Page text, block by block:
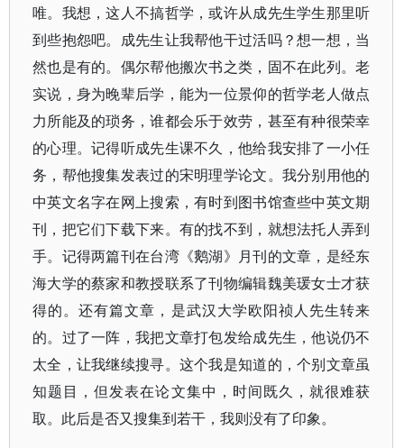
唯。我想，这人不搞哲学，或许从成先生学生那里听
到些抱怨吧。成先生让我帮他干过活吗？想一想，当
然也是有的。偶尔帮他搬次书之类，固不在此列。老
实说，身为晚辈后学，能为一位景仰的哲学老人做点
力所能及的琐务，谁都会乐于效劳，甚至有种很荣幸
的心理。记得听成先生课不久，他给我安排了一小任
务，帮他搜集发表过的宋明理学论文。我分别用他的
中英文名字在网上搜索，有时到图书馆查些中英文期
刊，把它们下载下来。有的找不到，就想法托人弄到
手。记得两篇刊在台湾《鹅湖》月刊的文章，是经东
海大学的蔡家和教授联系了刊物编辑魏美瑗女士才获
得的。还有篇文章，是武汉大学欧阳祯人先生转来
的。过了一阵，我把文章打包发给成先生，他说仍不
太全，让我继续搜寻。这个我是知道的，个别文章虽
知题目，但发表在论文集中，时间既久，就很难获
取。此后是否又搜集到若干，我则没有了印象。